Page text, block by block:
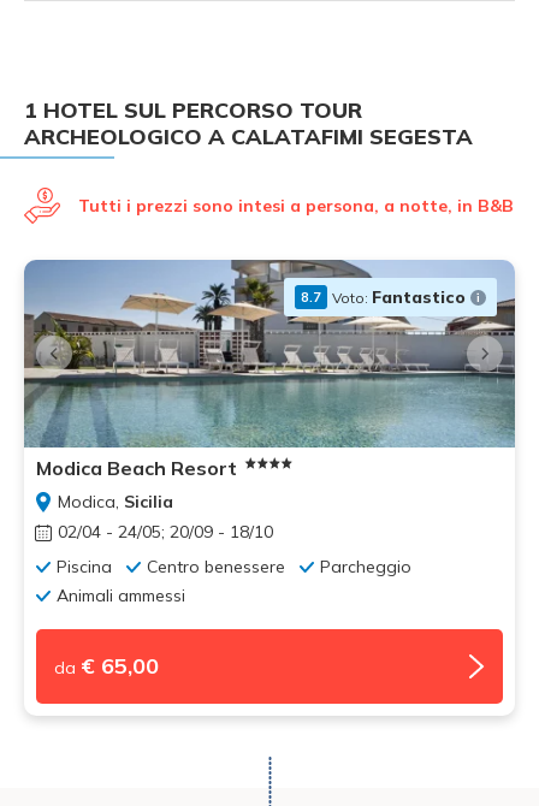
1 HOTEL SUL PERCORSO TOUR
ARCHEOLOGICO A CALATAFIMI SEGESTA
Tutti i prezzi sono intesi a persona, a notte, in B&B
8.7 Voto: Fantastico
Modica Beach Resort
Modica, Sicilia
02/04 - 24/05; 20/09 - 18/10
Piscina
Centro benessere
Parcheggio
Animali ammessi
da € 65,00